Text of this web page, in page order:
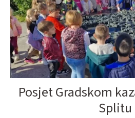
Posjet Gradskom
Splitu